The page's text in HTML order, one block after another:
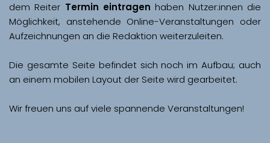
dem Reiter Termin eintragen haben Nutzer:innen die
Möglichkeit, anstehende Online-Veranstaltungen oder
Aufzeichnungen an die Redaktion weiterzuleiten.
Die gesamte Seite befindet sich noch im Aufbau; auch
Wir freuen uns auf viele spannende Veranstaltungen!